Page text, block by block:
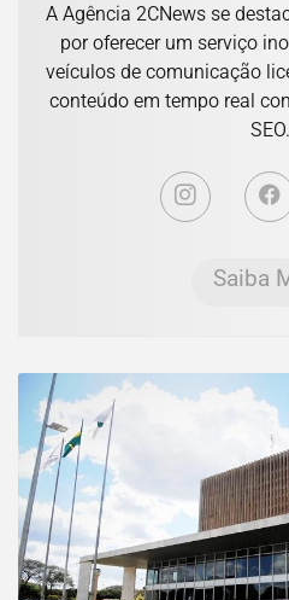
A Agência 2CNews se
por oferecer um serviço
veículos de comunicação
conteúdo em tempo real
SEO.
Saiba